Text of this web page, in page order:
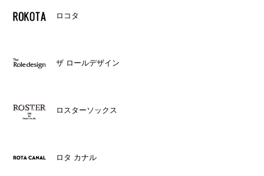
ロコタ
ザ ロールデザイン
ロスターソックス
ロタ カナル